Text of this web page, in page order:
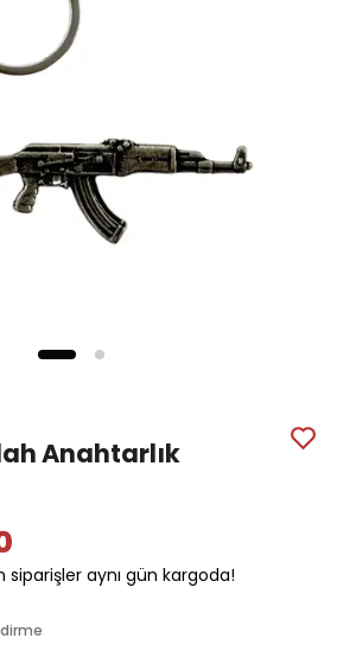
Anahtarlık
siparişler aynı gün kargoda!